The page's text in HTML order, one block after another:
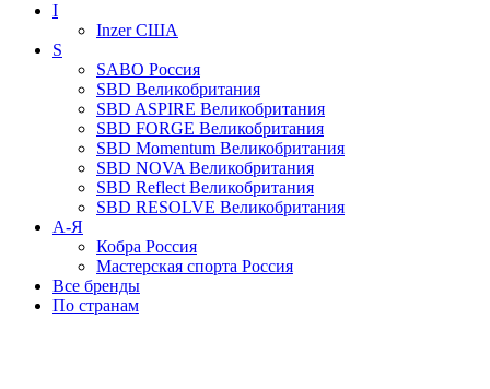
I
InzerСША
S
SABO Россия
SBD Великобритания
SBD ASPIRE Великобритания
SBD FORGE Великобритания
SBD Momentum Великобритания
SBD NOVA Великобритания
SBD Reflect Великобритания
SBD RESOLVE Великобритания
А-Я
Кобра Россия
Мастерская спорта Россия
Все бренды
По странам